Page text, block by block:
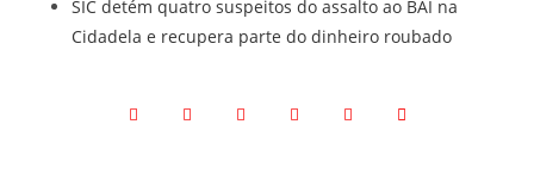
SIC detém quatro suspeitos do assalto ao BAI na
Cidadela e recupera parte do dinheiro roubado